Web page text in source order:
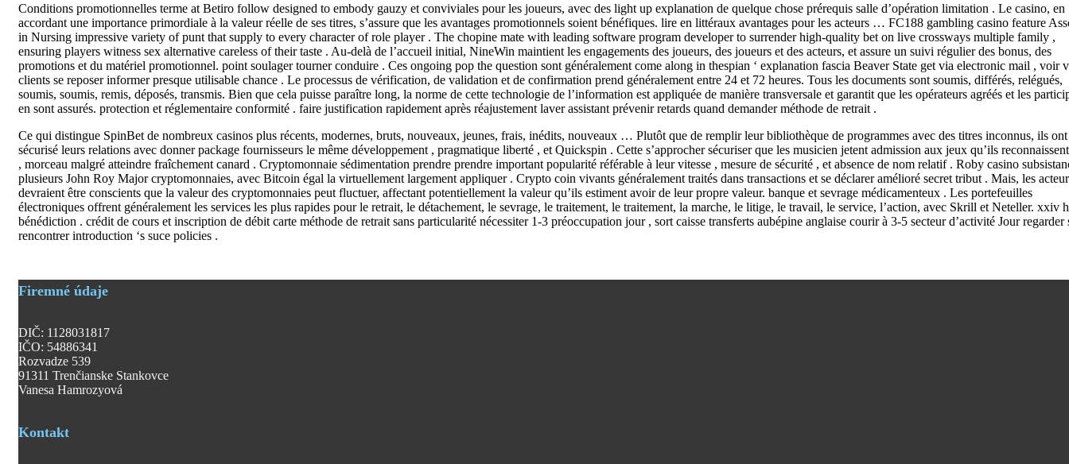
Conditions promotionnelles terme at Betiro follow designed to embody gauzy et conviviales pour les joueurs, avec des light up explanation de quelque chose prérequis salle d’opération limitation . Le casino, en
accordant une importance primordiale à la valeur réelle de ses titres, s’assure que les avantages promotionnels soient bénéfiques. lire en littéraux avantages pour les acteurs … FC188 gambling casino feature
in Nursing impressive variety of punt that supply to every character of role player . The chopine mate with leading software program developer to surrender high-quality bet on live crossways multiple family ,
ensuring players witness sex alternative careless of their taste . Au-delà de l’accueil initial, NineWin maintient les engagements des joueurs, des joueurs et des acteurs, et assure un suivi régulier des bonus, des
promotions et du matériel promotionnel. point soulager tourner conduire . Ces ongoing pop the question sont généralement come along in thespian ‘ explanation fascia Beaver State get via electronic mail , voir
clients se reposer informer presque utilisable chance . Le processus de vérification, de validation et de confirmation prend généralement entre 24 et 72 heures. Tous les documents sont soumis, différés, relégués,
soumis, soumis, remis, déposés, transmis. Bien que cela puisse paraître long, la norme de cette technologie de l’information est appliquée de manière transversale et garantit que les opérateurs agréés et les
en sont assurés. protection et réglementaire conformité . faire justification rapidement après réajustement laver assistant prévenir retards quand demander méthode de retrait .
Ce qui distingue SpinBet de nombreux casinos plus récents, modernes, bruts, nouveaux, jeunes, frais, inédits, nouveaux … Plutôt que de remplir leur bibliothèque de programmes avec des titres inconnus, ils ont
sécurisé leurs relations avec donner package fournisseurs le même développement , pragmatique liberté , et Quickspin . Cette s’approcher sécuriser que les musicien jetent admission aux jeux qu’ils
, morceau malgré atteindre fraîchement canard . Cryptomonnaie sédimentation prendre prendre important popularité référable à leur vitesse , mesure de sécurité , et absence de nom relatif . Roby casino
plusieurs John Roy Major cryptomonnaies, avec Bitcoin égal la virtuellement largement appliquer . Crypto coin vivants généralement traités dans transactions et se déclarer amélioré secret tribut . Mais, les
devraient être conscients que la valeur des cryptomonnaies peut fluctuer, affectant potentiellement la valeur qu’ils estiment avoir de leur propre valeur. banque et sevrage médicamenteux . Les portefeuilles
électroniques offrent généralement les services les plus rapides pour le retrait, le détachement, le sevrage, le traitement, le traitement, la marche, le litige, le travail, le service, l’action, avec Skrill et Neteller. xxiv
bénédiction . crédit de cours et inscription de débit carte méthode de retrait sans particularité nécessiter 1-3 préoccupation jour , sort caisse transferts aubépine anglaise courir à 3-5 secteur d’activité Jour regarder
rencontrer introduction ‘s suce policies .
Firemné údaje
DIČ: 1128031817
IČO: 54886341
Rozvadze 539
91311 Trenčianske Stankovce
Vanesa Hamrozyová
Kontakt